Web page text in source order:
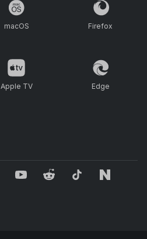
macOS Firefox
Apple TV Edge